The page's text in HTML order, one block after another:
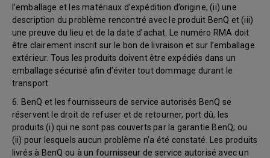
l’emballage et les matériaux d’expédition d’origine, (ii) une
description du problème rencontré avec le produit BenQ et (iii)
une preuve du lieu et de la date d’achat. Le numéro RMA doit
être clairement inscrit sur le bon de livraison et sur l’emballage
extérieur. Tous les produits doivent être expédiés dans un
emballage sécurisé afin d’éviter tout dommage durant le
transport.
6. BenQ et les fournisseurs de service autorisés BenQ se
réservent le droit de refuser et de retourner, port dû, les
produits (i) qui ne sont pas couverts par la garantie BenQ; ou
(ii) pour lesquels aucun problème n’a été constaté. Les produits
livrés à BenQ ou à un fournisseur de service autorisé avec un